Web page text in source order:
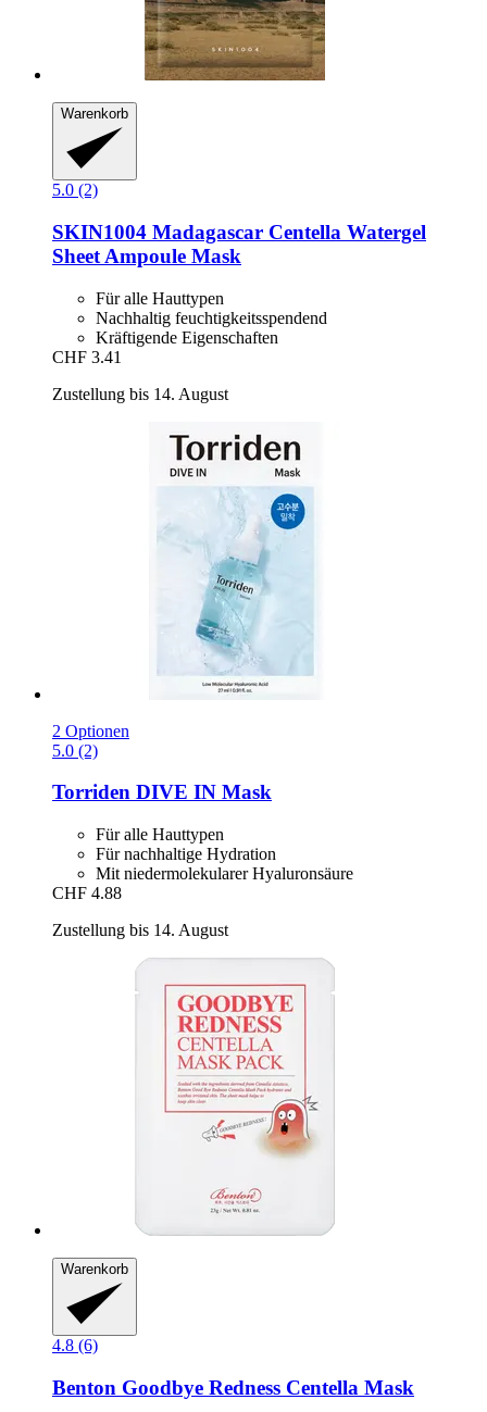
Warenkorb
5.0 (2)
SKIN1004 Madagascar Centella Watergel
Sheet Ampoule Mask
Für alle Hauttypen
Nachhaltig feuchtigkeitsspendend
Kräftigende Eigenschaften
CHF 3.41
Zustellung bis 14. August
2 Optionen
5.0 (2)
Torriden DIVE IN Mask
Für alle Hauttypen
Für nachhaltige Hydration
Mit niedermolekularer Hyaluronsäure
CHF 4.88
Zustellung bis 14. August
Warenkorb
4.8 (6)
Benton Goodbye Redness Centella Mask